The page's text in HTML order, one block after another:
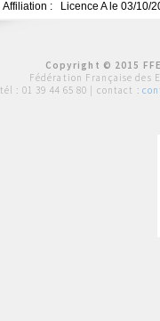
Affiliation :
Licence A le 03/10/
Copyright © 2015
Fédération Française des
tél : 01 39 44 65 80 | contact :